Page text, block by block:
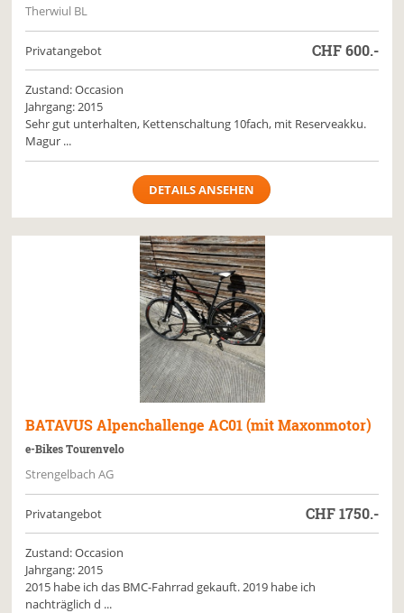
Therwiul BL
Privatangebot CHF600.-
Zustand: Occasion
Jahrgang: 2015
Sehr gut unterhalten, Kettenschaltung 10fach, mit Reserveakku.
Magur ...
DETAILS ANSEHEN
BATAVUS Alpenchallenge AC01 (mit Maxonmotor)
e-Bikes Tourenvelo
Strengelbach AG
Privatangebot CHF1750.-
Zustand: Occasion
Jahrgang: 2015
2015 habe ich das BMC-Fahrrad gekauft. 2019 habe ich
nachträglich d ...